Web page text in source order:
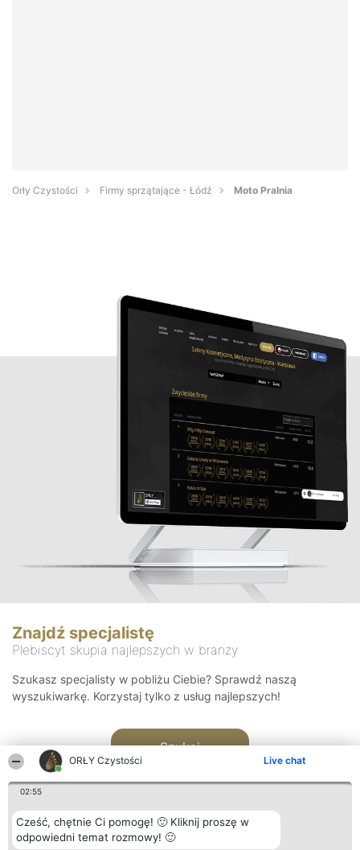
ORŁY Czystości Live chat
02:55
Cześć, chętnie Ci pomogę! 🙂 Kliknij proszę w
odpowiedni temat rozmowy! 🙂
Orły Czystości Firmy sprzątające - Łódź Moto Pralnia
Znajdź specjalistę
Plebiscyt skupia najlepszych w branży
Szukasz specjalisty w pobliżu Ciebie? Sprawdź naszą
wyszukiwarkę. Korzystaj tylko z usług najlepszych!
Szukaj